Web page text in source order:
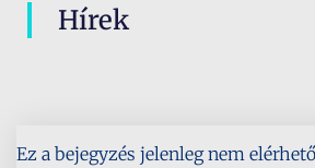
Hírek
Ez a bejegyzés jelenleg nem elérhető